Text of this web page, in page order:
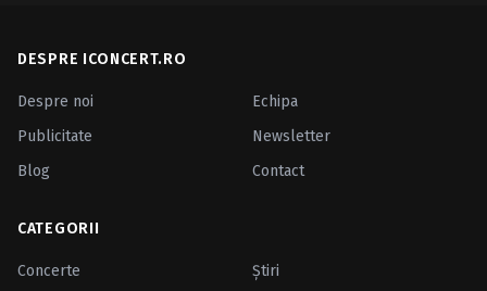
DESPRE ICONCERT.RO
Despre noi
Echipa
Publicitate
Newsletter
Blog
Contact
CATEGORII
Concerte
Ştiri